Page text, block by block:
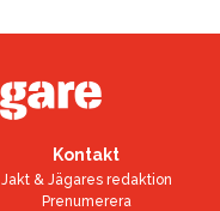
Kontakt
Jakt & Jägares redaktion
Prenumerera